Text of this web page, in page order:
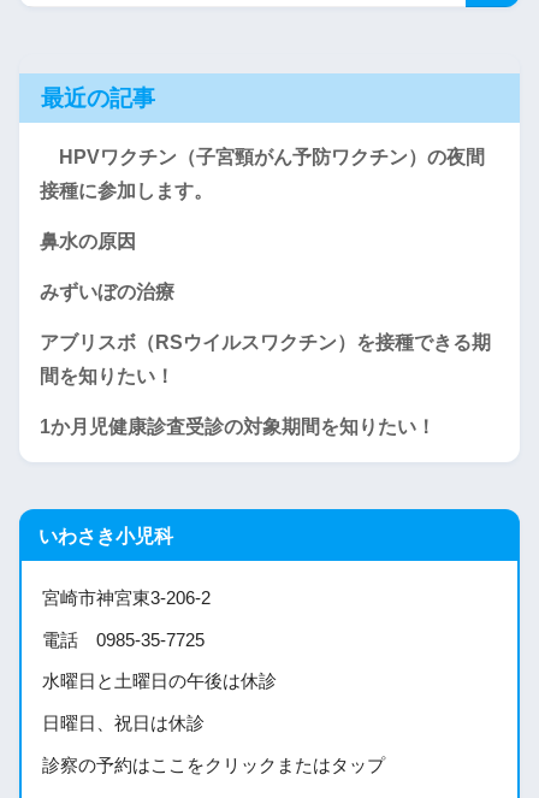
最近の記事
HPVワクチン（子宮頸がん予防ワクチン）の夜間
接種に参加します。
鼻水の原因
みずいぼの治療
アブリスボ（RSウイルスワクチン）を接種できる期
間を知りたい！
1か月児健康診査受診の対象期間を知りたい！
いわさき小児科
宮崎市神宮東3-206-2
電話 0985-35-7725
水曜日と土曜日の午後は休診
日曜日、祝日は休診
診察の予約はここをクリックまたはタップ